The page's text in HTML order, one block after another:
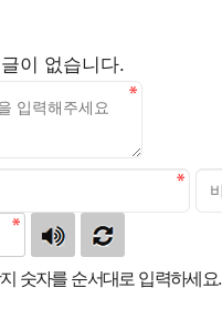
이 없습니다.
숫자를 순서대로 입력하세요.